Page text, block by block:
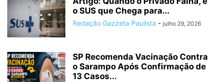
o SUS que Chega para...
Redação Gazzeta Paulista - julho 29, 2026
SP Recomenda Vacinação Contra
o Sarampo Após Confirmação de
13 Casos...